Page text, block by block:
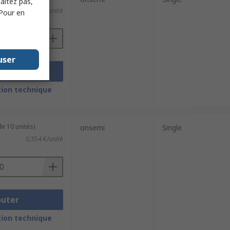
0,141 €/unité
technique
10 unités)
0,354 €/unité
technique
onsemi Single
en